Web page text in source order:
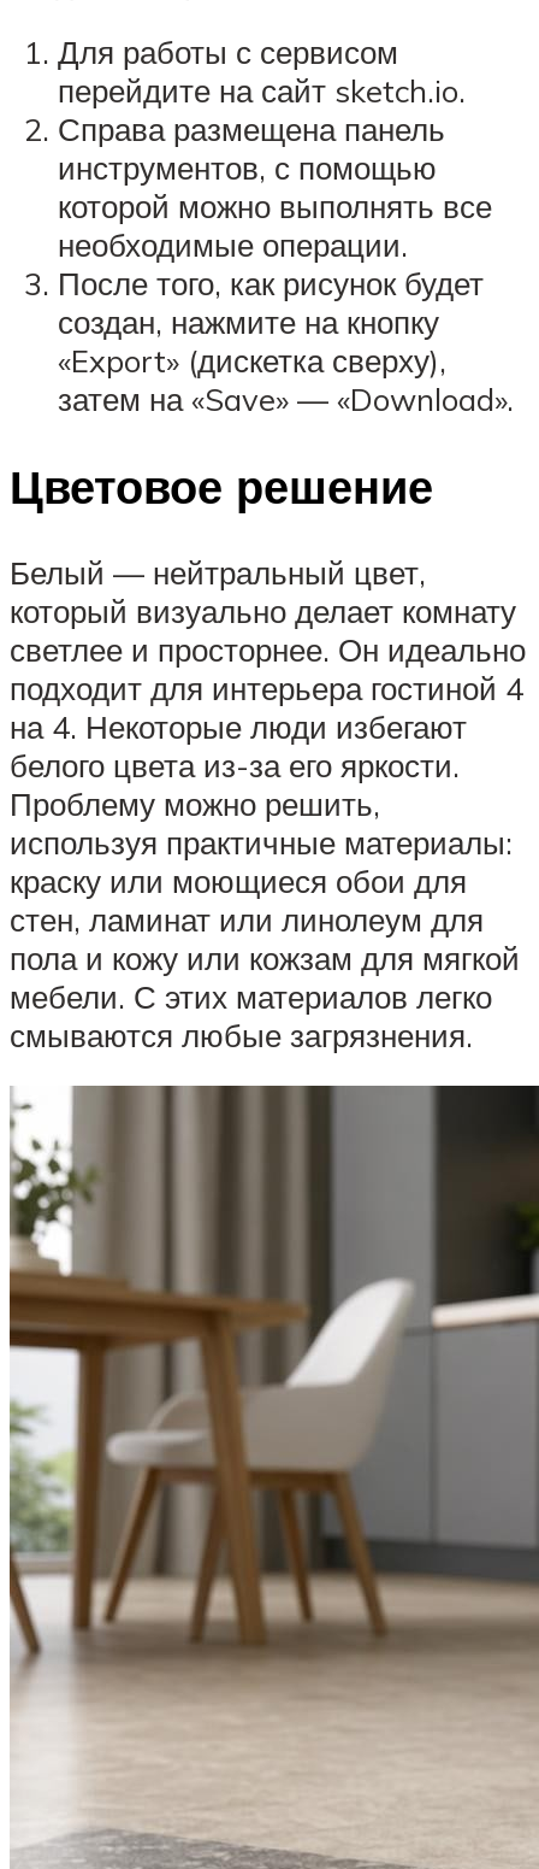
Для работы с сервисом
перейдите на сайт sketch.io.
Справа размещена панель
инструментов, с помощью
которой можно выполнять все
необходимые операции.
После того, как рисунок будет
создан, нажмите на кнопку
«Export» (дискетка сверху),
затем на «Save» — «Download».
Цветовое решение
Белый — нейтральный цвет,
который визуально делает комнату
светлее и просторнее. Он идеально
подходит для интерьера гостиной 4
на 4. Некоторые люди избегают
белого цвета из-за его яркости.
Проблему можно решить,
используя практичные материалы:
краску или моющиеся обои для
стен, ламинат или линолеум для
пола и кожу или кожзам для мягкой
мебели. С этих материалов легко
смываются любые загрязнения.